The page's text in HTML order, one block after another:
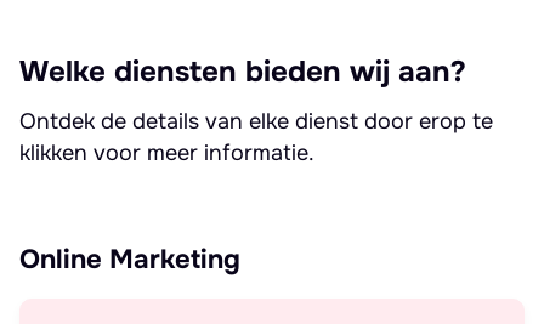
Welke diensten bieden wij aan?
Ontdek de details van elke dienst door erop te
klikken voor meer informatie.
Online Marketing